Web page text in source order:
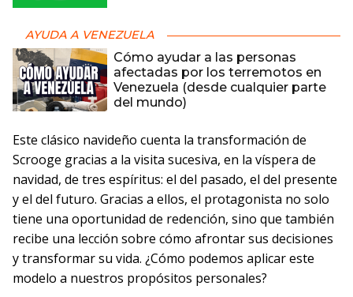
AYUDA A VENEZUELA
Cómo ayudar a las personas
afectadas por los terremotos en
Venezuela (desde cualquier parte
del mundo)
Este clásico navideño cuenta la transformación de
Scrooge gracias a la visita sucesiva, en la víspera de
navidad, de tres espíritus: el del pasado, el del presente
y el del futuro. Gracias a ellos, el protagonista no solo
tiene una oportunidad de redención, sino que también
recibe una lección sobre cómo afrontar sus decisiones
y transformar su vida. ¿Cómo podemos aplicar este
modelo a nuestros propósitos personales?